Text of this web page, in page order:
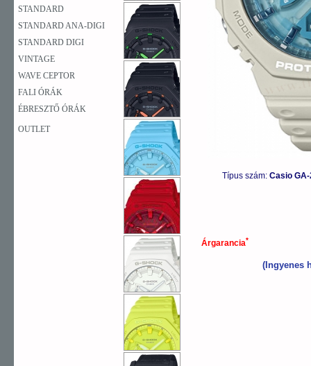
STANDARD
STANDARD ANA-DIGI
STANDARD DIGI
VINTAGE
WAVE CEPTOR
FALI ÓRÁK
ÉBRESZTŐ ÓRÁK
OUTLET
Típus szám: Casio
Árgarancia*
(Ingyenes